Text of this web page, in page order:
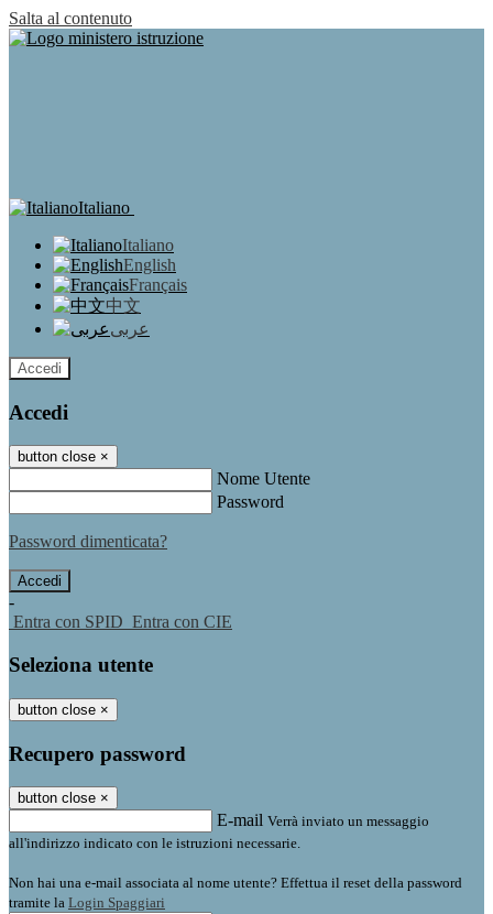
Salta al contenuto
Italiano
Italiano
English
Français
中文
عربى
Accedi
Accedi
button close ×
Nome Utente
Password
Password dimenticata?
-
Entra con SPID Entra con CIE
Seleziona utente
button close ×
Recupero password
button close ×
E-mail Verrà inviato un messaggio
all'indirizzo indicato con le istruzioni necessarie.
Non hai una e-mail associata al nome utente? Effettua il reset della password
tramite la Login Spaggiari